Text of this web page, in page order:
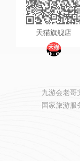
天猫旗舰店
九游会老哥
国家旅游服